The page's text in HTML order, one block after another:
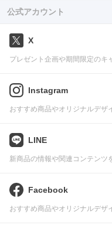
公式アカウント
X
プレゼント企画や期間限定のキ
Instagram
おすすめ商品やオリジナルデザ
LINE
新商品の情報や関連コンテンツ
Facebook
おすすめ商品やオリジナルデザ